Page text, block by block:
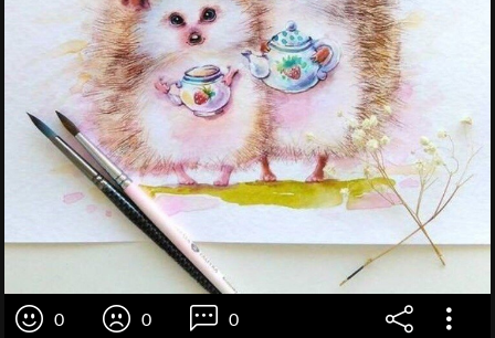
0 0 0